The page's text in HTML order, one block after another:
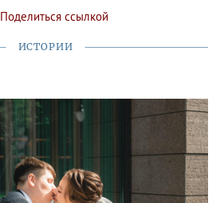
Поделиться ссылкой
ИСТОРИИ